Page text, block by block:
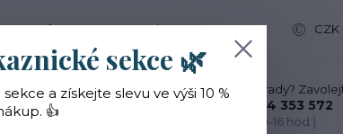
Reference Kontakt CZK
Nevíte si rady?
+420 774 353 572
(Po-Pá, 10-16 hod.)
sekce 🌿
a získejte slevu ve výši 10 %
👍